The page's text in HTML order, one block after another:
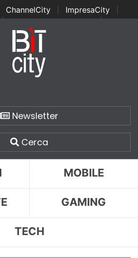
ChannelCity ImpresaCity
Italian Channel Awards | Italian
Italian Security Awards
Newsletter
Cerca
MOBILE
GAMING
TECH